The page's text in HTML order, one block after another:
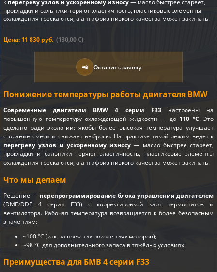
к перегреву узлов и ускоренному износу— масло быстрее стареет,
прокладки и сальники теряют эластичность, пластиковые элементы
охлаждения трескаются, а антифриз низкого качества может закипать.
Цена: 11 830 руб. (130,00 €)
📲 Оставить заявку
Понижение температуры работы двигателя BMW
Современные двигатели BMW 4 серии F33настроены на
повышенную температуру охлаждающей жидкости — до 110 °C. Это
сделано ради экологии: якобы более высокая температура улучшает
сгорание смеси и снижает выбросы. На практике такой режим ведёт к
перегреву узлов и ускоренному износу — масло быстрее стареет,
прокладки и сальники теряют эластичность, пластиковые элементы
охлаждения трескаются, а антифриз низкого качества может закипать.
Что мы делаем
Решение — перепрограммирование блока управления двигателем
(DME/DDE 4 серии F33) с корректировкой карт термостатов и
вентилятора. Рабочая температура возвращается к более безопасным
значениям:
~100 °C (как на прежних поколениях моторов);
~98 °C для дополнительного запаса в тяжёлых условиях.
Преимущества для БМВ 4 серии F33